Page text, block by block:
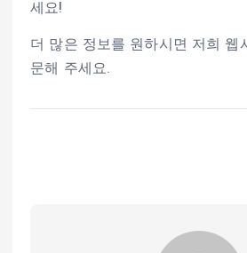
세요!
더 많은 정보를 원하시면 저희 웹
문해 주세요.